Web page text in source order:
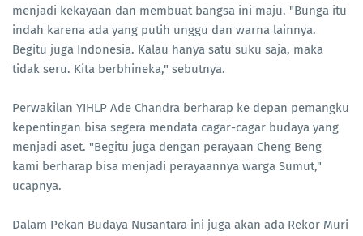
menjadi kekayaan dan membuat bangsa ini maju. "Bunga itu
indah karena ada yang putih unggu dan warna lainnya.
Begitu juga Indonesia. Kalau hanya satu suku saja, maka
tidak seru. Kita berbhineka," sebutnya.
Perwakilan YIHLP Ade Chandra berharap ke depan pemangku
kepentingan bisa segera mendata cagar-cagar budaya yang
menjadi aset. "Begitu juga dengan perayaan Cheng Beng
kami berharap bisa menjadi perayaannya warga Sumut,"
ucapnya.
Dalam Pekan Budaya Nusantara ini juga akan ada Rekor Muri